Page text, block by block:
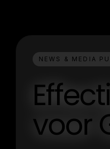
NEWS & MEDIA
voor